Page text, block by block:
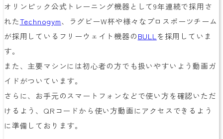
オリンピック公式トレーニング機器として9年連続で採用さ
れたTechnogym、ラグビーW杯や様々なプロスポーツチーム
が採用しているフリーウェイト機器のBULL を採用していま
す。
また、主要マシンには初心者の方でも扱いやすいよう動画ガ
イドがついています。
さらに、お手元のスマートフォンなどで使い方を確認いただ
けるよう、QRコードから使い方動画にアクセスできるよう
に準備しております。